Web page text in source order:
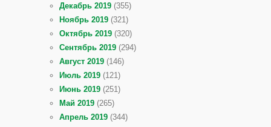
Декабрь 2019 (355)
Ноябрь 2019 (321)
Октябрь 2019 (320)
Сентябрь 2019 (294)
Август 2019 (146)
Июль 2019 (121)
Июнь 2019 (251)
Май 2019 (265)
Апрель 2019 (344)